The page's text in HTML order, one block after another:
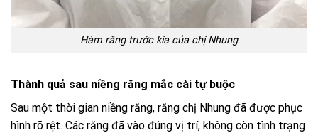
Hàm răng trước kia của chị Nhung
Thành quả sau niềng răng mắc cài tự buộc
Sau một thời gian niềng răng, răng chị Nhung đã được phục
hình rõ rệt. Các răng đã vào đúng vị trí, không còn tình trạng